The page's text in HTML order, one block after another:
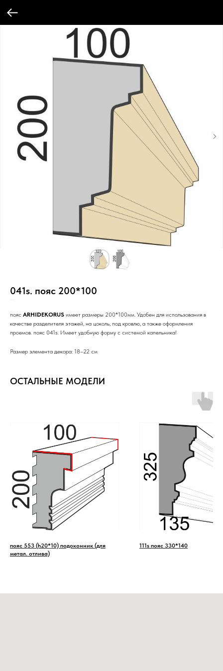
041s. пояс 200*100
пояс ARHIDEKORUS имеет размеры 200*100мм. Удобен для использования в
качестве разделителя этажей, на цоколь, под кровлю, а также оформления
проемов. пояс 041s. Имеет удобную форму с системой капельника!
Размер элемента декора: 18–22 см
ОСТАЛЬНЫЕ МОДЕЛИ
пояс 553 (h20*10) подоконник (для
метал. отлива)
111s пояс 330*140